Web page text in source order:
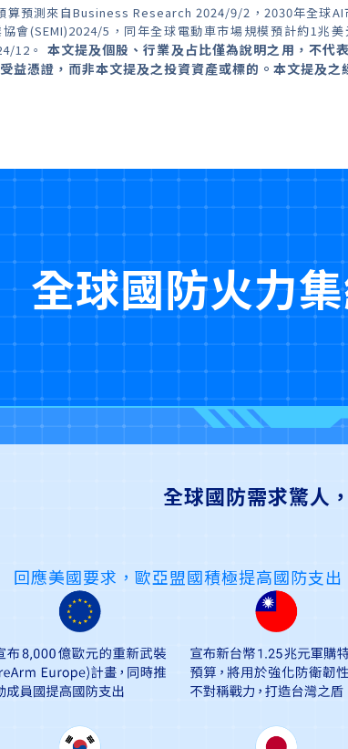
算預測來自Business Research 2024/9/2，2030年全球
會(SEMI)2024/5，同年全球電動車市場規模預計約1
12。 本文提及個股、行業及占比僅為說明之用，不代
益憑證，而非本文提及之投資資產或標的。本文提及之
全球國防火力
全球國防需求驚人
回應美國要求，歐亞盟國積極提高國防支出